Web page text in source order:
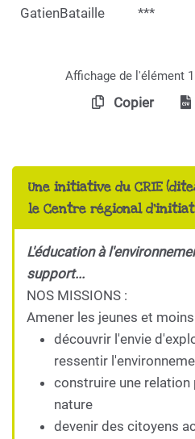
GatienBataille ***
Affichage de l'élément
Copier
Une initiative du CRIE
le Centre régional
L'éducation à
support...
NOS MISSIONS :
Amener les jeunes et
découvrir l'envie
ressentir
construire une relation
nature
devenir des citoyens